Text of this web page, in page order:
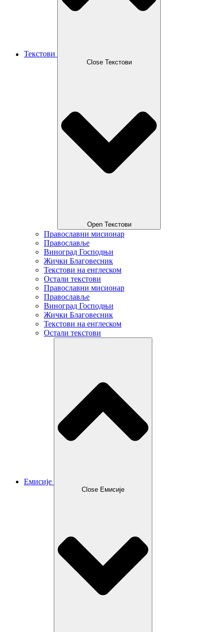
Текстови
Close Текстови
Open Текстови
Православни мисионар
Православље
Виноград Господњи
Жички Благовесник
Текстови на енглеском
Остали текстови
Православни мисионар
Православље
Виноград Господњи
Жички Благовесник
Текстови на енглеском
Остали текстови
Емисије
Close Емисије